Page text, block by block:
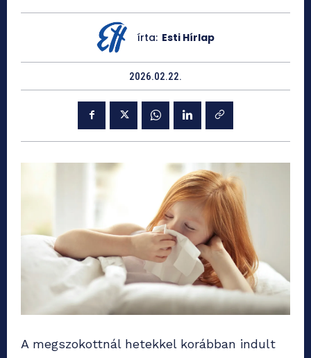
írta: Esti Hírlap
2026.02.22.
A megszokottnál hetek­kel korábban indult